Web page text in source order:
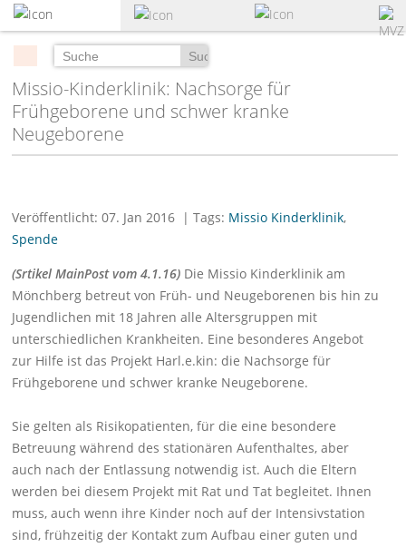
zum
Hauptinhalt
Suchen
Missio-Kinderklinik: Nachsorge für
Frühgeborene und schwer kranke
Neugeborene
Veröffentlicht: 07. Jan 2016 | Tags: Missio Kinderklinik,
Spende
(Srtikel MainPost vom 4.1.16) Die Missio Kinderklinik am
Mönchberg betreut von Früh- und Neugeborenen bis hin zu
Jugendlichen mit 18 Jahren alle Altersgruppen mit
unterschiedlichen Krankheiten. Eine besonderes Angebot
zur Hilfe ist das Projekt Harl.e.kin: die Nachsorge für
Frühgeborene und schwer kranke Neugeborene.
Sie gelten als Risikopatienten, für die eine besondere
Betreuung während des stationären Aufenthaltes, aber
auch nach der Entlassung notwendig ist. Auch die Eltern
werden bei diesem Projekt mit Rat und Tat begleitet. Ihnen
muss, auch wenn ihre Kinder noch auf der Intensivstation
sind, frühzeitig der Kontakt zum Aufbau einer guten und